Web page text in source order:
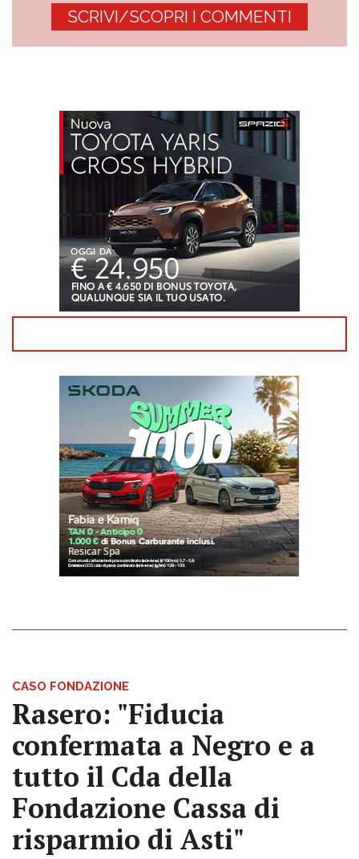
SCRIVI/SCOPRI I COMMENTI
CASO FONDAZIONE
Rasero: "Fiducia
confermata a Negro e a
tutto il Cda della
Fondazione Cassa di
risparmio di Asti"